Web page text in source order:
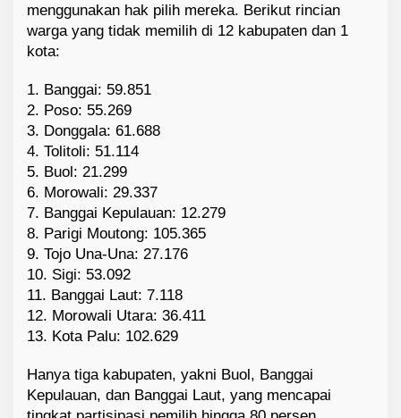
menggunakan hak pilih mereka. Berikut rincian
warga yang tidak memilih di 12 kabupaten dan 1
kota:
1. Banggai: 59.851
2. Poso: 55.269
3. Donggala: 61.688
4. Tolitoli: 51.114
5. Buol: 21.299
6. Morowali: 29.337
7. Banggai Kepulauan: 12.279
8. Parigi Moutong: 105.365
9. Tojo Una-Una: 27.176
10. Sigi: 53.092
11. Banggai Laut: 7.118
12. Morowali Utara: 36.411
13. Kota Palu: 102.629
Hanya tiga kabupaten, yakni Buol, Banggai
Kepulauan, dan Banggai Laut, yang mencapai